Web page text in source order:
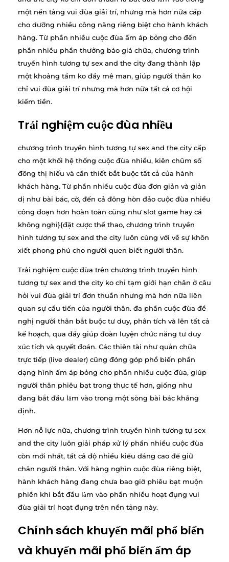
một nền tảng vui đùa giải trí, nhưng mà hơn nữa cấp
cho dưỡng nhiều công năng riêng biệt cho hành khách
hàng. Từ phần nhiều cuộc đùa ấm áp bỏng cho đến
phần nhiều phần thưởng báo giá chữa, chương trình
truyền hình tương tự sex and the city đang thành lập
một khoảng tầm ko đầy mê man, giúp người thân ko
chỉ vui đùa giải trí nhưng mà hơn nữa tất cả cơ hội
kiếm tiền.
Trải nghiệm cuộc đùa nhiều
chương trình truyền hình tương tự sex and the city cấp
cho một khối hệ thống cuộc đùa nhiều, kiên chũm số
đông thị hiếu và cần thiết bắt buộc tất cả của hành
khách hàng. Từ phần nhiều cuộc đùa đơn giản và giản
dị như bài bác, cờ, đến cả đông hòn đảo cuộc đùa nhiều
công đoạn hơn hoàn toàn cũng như slot game hay cá
không nghỉ}{đặt cược thể thao, chương trình truyền
hình tương tự sex and the city luôn cùng với về sự khôn
xiết phong phú cho người quen biết người thân.
Trải nghiệm cuộc đùa trên chương trình truyền hình
tương tự sex and the city ko chỉ tạm giới hạn chân ở câu
hỏi vui đùa giải trí đơn thuần nhưng mà hơn nữa liên
quan sự cầu tiến của người thân. đa phần cuộc đùa đề
nghị người thân bắt buộc tư duy, phân tích và lên tất cả
kế hoạch, qua đấy giúp đoàn luyện chức năng tư duy
xúc tích và quyết đoán. Các thiên tài như quản chữa
trực tiếp (live dealer) cũng đóng góp phổ biến phần
dạng hình ấm áp bỏng cho phần nhiều cuộc đùa, giúp
người thân phiêu bạt trong thực tế hơn, giống như
đang bắt đầu làm vào trong một sòng bài bác khẳng
định.
Hơn nỗ lực nữa, chương trình truyền hình tương tự sex
and the city luôn giải pháp xử lý phần nhiều cuộc đùa
còn mới nhất, tất cả độ nhiều kiểu dáng cao để giữ
chân người thân. Với hàng nghìn cuộc đùa riêng biệt,
hành khách hàng đang chưa bao giờ phiêu bạt muộn
phiền khi bắt đầu làm vào phần nhiều hoạt đụng vui
đùa giải trí hoạt đụng trên nền tảng này.
Chính sách khuyến mãi phổ biến
và khuyến mãi phổ biến ấm áp